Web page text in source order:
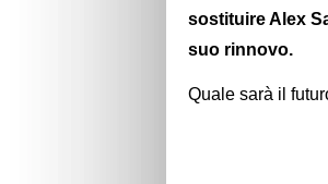
sostituire Alex
suo rinnovo.
Quale sarà il